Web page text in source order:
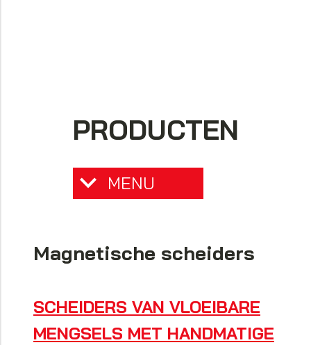
PRODUCTEN
MENU
Magnetische scheiders
SCHEIDERS VAN VLOEIBARE
MENGSELS MET HANDMATIGE